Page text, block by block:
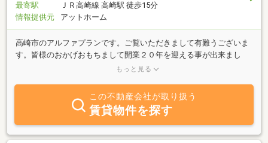
最寄駅
ＪＲ高崎線 高崎駅 徒歩15分
情報提供元
アットホーム
高崎市のアルファプランです。ご覧いただきまして有難うございま
す。皆様のおかげおもちまして開業２０年を迎える事が出来まし
た。当社は高崎市及び周辺エリアの不動産の仲介を主な業務とする
売買物件を幅広く取扱っております。ローコスト新築住宅や事業用
収益物件などもございます。皆様の御来店をお待ちしています。
もっと見る
この不動産会社が取り扱う
賃貸物件を探す